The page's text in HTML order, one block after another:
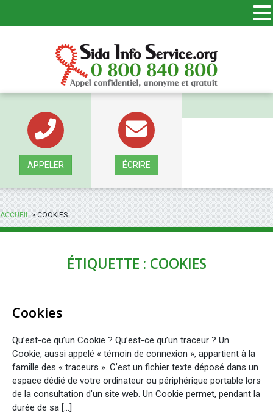
APPELER ÉCRIRE
ACCUEIL>COOKIES
ÉTIQUETTE : COOKIES
Cookies
Qu’est-ce qu’un Cookie ? Qu’est-ce qu’un traceur ? Un
Cookie, aussi appelé « témoin de connexion », appartient à la
famille des « traceurs ». C’est un fichier texte déposé dans un
espace dédié de votre ordinateur ou périphérique portable lors
de la consultation d’un site web. Un Cookie permet, pendant la
durée de sa […]